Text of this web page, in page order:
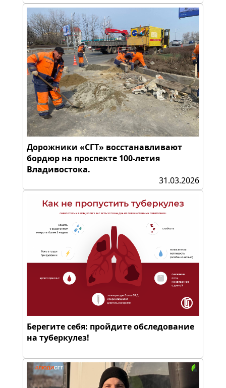
Дорожники «СГТ» восстанавливают
бордюр на проспекте 100-летия
Владивостока.
31.03.2026
Берегите себя: пройдите обследование
на туберкулез!